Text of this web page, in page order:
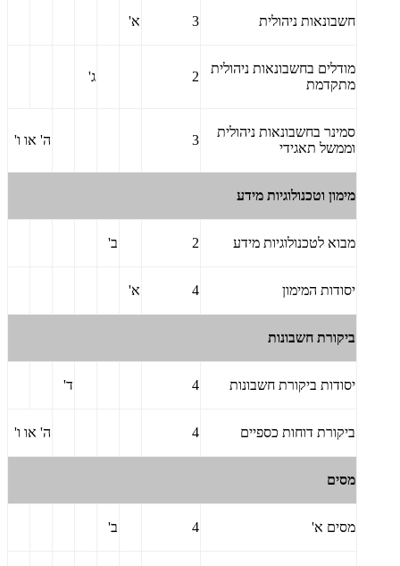
חשבונאות ניהולית 3 א'
מודלים בחשבונאות ניהולית
מתקדמת
2 ג'
סמינר בחשבונאות ניהולית
וממשל תאגידי
3 ה' או ו'
מימון וטכנולוגיות מידע
מבוא לטכנולוגיות מידע 2 ב'
יסודות המימון 4 א'
ביקורת חשבונות
יסודות ביקורת חשבונות 4 ד'
ביקורת דוחות כספיים 4 ה' או ו'
מסים
מסים א' 4 ב'